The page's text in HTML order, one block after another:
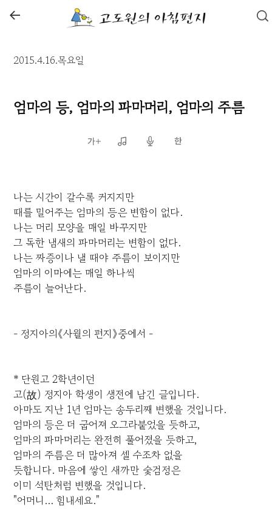
←
2015.4.16.목요일
엄마의 등, 엄마의 파마머리, 엄마의 주름
나는 시간이 갈수록 커지지만
때를 밀어주는 엄마의 등은 변함이 없다.
나는 머리 모양을 매일 바꾸지만
그 독한 냄새의 파마머리는 변함이 없다.
나는 짜증이나 낼 때야 주름이 보이지만
엄마의 이마에는 매일 하나씩
주름이 늘어난다.
- 정지아의《사월의 편지》중에서 -
* 단원고 2학년이던
고(故) 정지아 학생이 생전에 남긴 글입니다.
아마도 지난 1년 엄마는 송두리째 변했을 것입니다.
엄마의 등은 더 굽어져 오그라붙었을 듯하고,
엄마의 파마머리는 완전히 풀어졌을 듯하고,
엄마의 주름은 더 많아져 셀 수조차 없을
듯합니다. 마음에 쌓인 새까만 숯검정은
이미 석탄처럼 변했을 것입니다.
"어머니... 힘내세요."